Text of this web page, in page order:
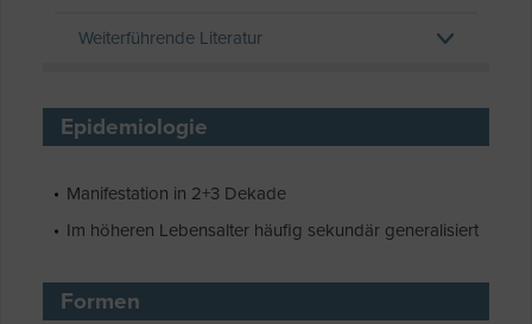
Weiterführende Literatur
Epidemiologie
Manifestation in 2+3 Dekade
Im höheren Lebensalter häufig sekundär generalisiert
Formen